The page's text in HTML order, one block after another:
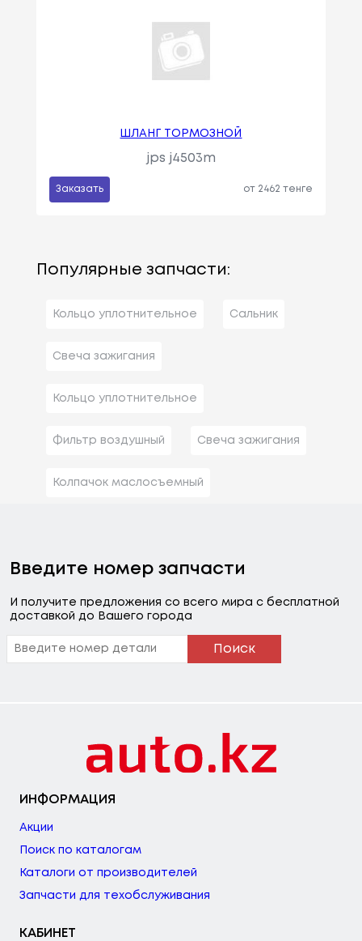
ШЛАНГ ТОРМОЗНОЙ
jps j4503m
Заказать от 2462 тенге
Популярные запчасти:
Кольцо уплотнительное Сальник
Свеча зажигания
Кольцо уплотнительное
Фильтр воздушный Свеча зажигания
Колпачок маслосъемный
Введите номер запчасти
И получите предложения со всего мира с бесплатной
доставкой до Вашего города
Поиск
ИНФОРМАЦИЯ
Акции
Поиск по каталогам
Каталоги от производителей
Запчасти для техобслуживания
КАБИНЕТ